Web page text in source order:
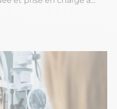
peut entraîner une
? Et comment la